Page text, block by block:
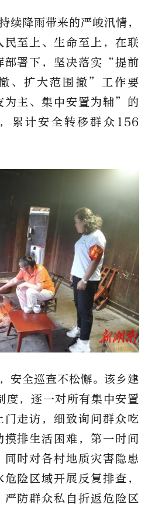
续降雨带来的严峻汛情，
民至上、生命至上，在联
部署下，坚决落实“提前
、扩大范围撤”工作要
主、集中安置为辅”的
累计安全转移群众156
安全巡查不松懈。该乡建
度，逐一对所有集中安置
门走访，细致询问群众吃
排生活困难，第一时间
时对各村地质灾害隐患
险区域开展反复排查，
防群众私自折返危险区